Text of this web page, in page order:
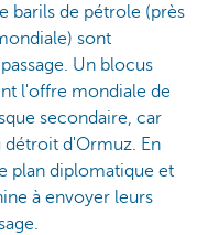
barils de pétrole (près
sont
Un blocus
l'offre mondiale de
secondaire, car
d'Ormuz. En
plan diplomatique et
à envoyer leurs